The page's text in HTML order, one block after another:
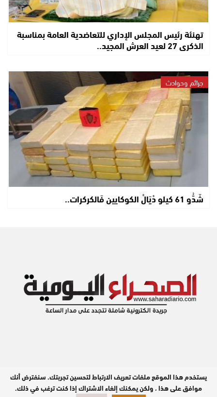
تهنئة رئيس المجلس الإداري للتعاضدية العامة بمناسبة
الذكرى 27 لعيد العرش المجيد..
جرائم وحوادث
شَدُّو 61 كيلو دْيَالْ الكوكايين فَالكركرات..
مدير النشر : عبد الله بيه
يستخدم هذا الموقع ملفات تعريف الارتباط لتحسين تجربتك. سنفترض أنك
موافق على هذا ، ولكن يمكنك إلغاء الاشتراك إذا كنت ترغب في ذلك.